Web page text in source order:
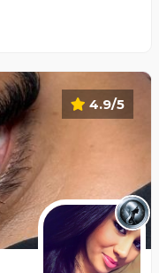
4.9/5